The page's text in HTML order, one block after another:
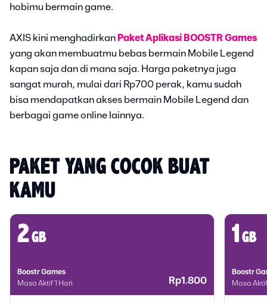
hobimu bermain game.
AXIS kini menghadirkan Paket Aplikasi BOOSTR Games
yang akan membuatmu bebas bermain Mobile Legend
kapan saja dan di mana saja. Harga paketnya juga
sangat murah, mulai dari Rp700 perak, kamu sudah
bisa mendapatkan akses bermain Mobile Legend dan
berbagai game online lainnya.
PAKET YANG COCOK BUAT
KAMU
2gb
Boostr Games
Masa Aktif 1 Hari
Rp1.800
1 gb
Boostr
Masa